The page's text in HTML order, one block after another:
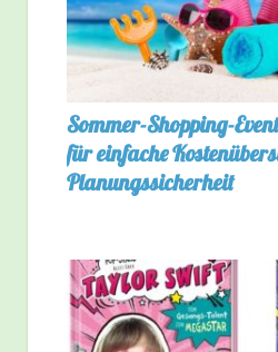
Sommer-Shopping-
für einfache
Planungssicherheit